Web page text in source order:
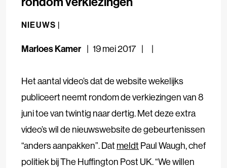
NIEUWS |
Marloes Kamer 19 mei 2017
Het aantal video’s dat de website wekelijks
publiceert neemt rondom de verkiezingen van 8
juni toe van twintig naar dertig. Met deze extra
video’s wil de nieuwswebsite de gebeurtenissen
“anders aanpakken”. Dat meldt Paul Waugh, chef
politiek bij The Huffington Post UK. “We willen